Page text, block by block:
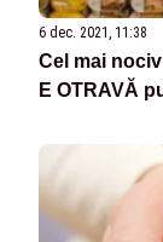
6 dec. 2021, 11:38
Cel mai
E OTRAVĂ